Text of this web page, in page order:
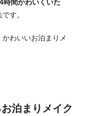
時間かわいくいた
す。
わいいお泊まりメ
泊まりメイク